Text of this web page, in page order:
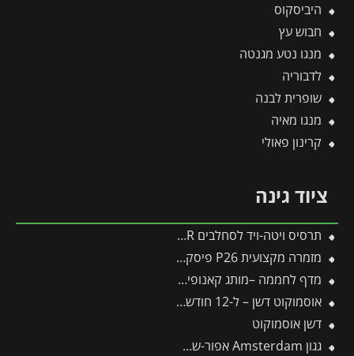
היביסקוס
חבוש עץ
מנגו נטע מגנטה
לדבוריה
שופרית לבנה
מנגו מאיה
קרינון פאולי
ציוד גינה
תרסיס ויטה-ויד לסחלבים FLOWER
מזמרה מקצועית P26 פיסקארס
מדף לחממה –מותג קאנופיה 10 יח'
אוסמוקוט דשן – ל-12 חודשים – 1 ק"ג
דשן אוסמוקוט
גגון Amsterdam אפור-שקוף 1.4X6.7 מבית פלרם – Canopia